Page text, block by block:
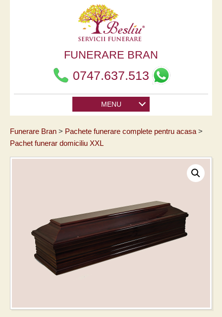
FUNERARE BRAN
0747.637.513
MENU
Funerare Bran
Pachete funerare complete pentru acasa
Pachet funerar domiciliu XXL